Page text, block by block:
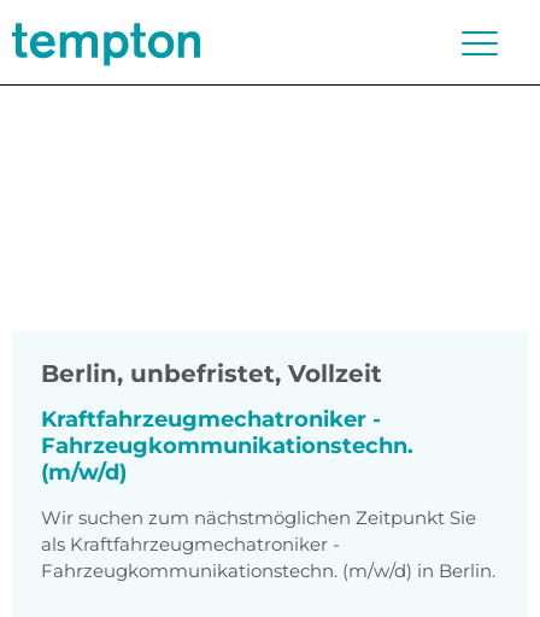
Berlin, unbefristet, Vollzeit
Kraftfahrzeugmechatroniker -
Fahrzeugkommunikationstechn.
(m/w/d)
Wir suchen zum nächstmöglichen Zeitpunkt Sie
als Kraftfahrzeugmechatroniker -
Fahrzeugkommunikationstechn. (m/w/d) in Berlin.